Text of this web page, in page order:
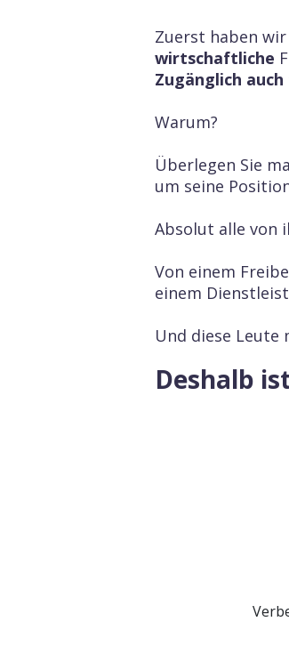
Zuerst haben
wirtschaftliche
Zugänglich
Warum?
Überlegen Sie
um seine
Absolut alle von
Von einem
einem
Und diese Leute
Deshalb